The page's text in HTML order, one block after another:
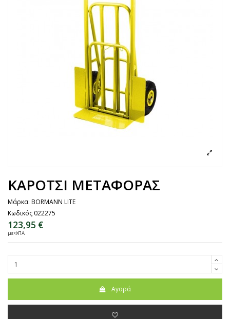
ΚΑΡΟΤΣΙ ΜΕΤΑΦΟΡΑΣ
Μάρκα: BORMANN LITE
Κωδικός 022275
123,95 €
με ΦΠΑ
Αγορά